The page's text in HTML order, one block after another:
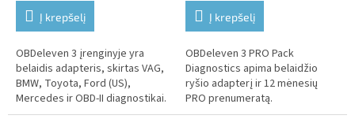
Į krepšelį
OBDeleven 3 įrenginyje yra
belaidis adapteris, skirtas VAG,
BMW, Toyota, Ford (US),
Mercedes ir OBD-II diagnostikai.
Į krepšelį
OBDeleven 3 PRO Pack
Diagnostics apima belaidžio
ryšio adapterį ir 12 mėnesių
PRO prenumeratą.